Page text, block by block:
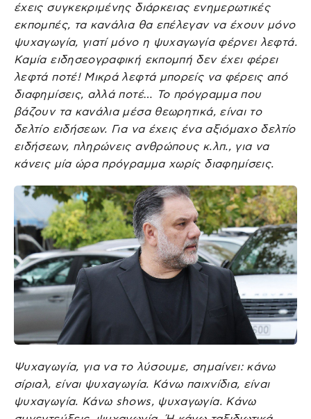
έχεις συγκεκριμένης διάρκειας ενημερωτικές
εκπομπές, τα κανάλια θα επέλεγαν να έχουν μόνο
ψυχαγωγία, γιατί μόνο η ψυχαγωγία φέρνει λεφτά.
Καμία ειδησεογραφική εκπομπή δεν έχει φέρει
λεφτά ποτέ! Μικρά λεφτά μπορείς να φέρεις από
διαφημίσεις, αλλά ποτέ… Το πρόγραμμα που
βάζουν τα κανάλια μέσα θεωρητικά, είναι το
δελτίο ειδήσεων. Για να έχεις ένα αξιόμαχο δελτίο
ειδήσεων, πληρώνεις ανθρώπους κ.λπ., για να
κάνεις μία ώρα πρόγραμμα χωρίς διαφημίσεις.
Ψυχαγωγία, για να το λύσουμε, σημαίνει: κάνω
σίριαλ, είναι ψυχαγωγία. Κάνω παιχνίδια, είναι
ψυχαγωγία. Κάνω shows, ψυχαγωγία. Κάνω